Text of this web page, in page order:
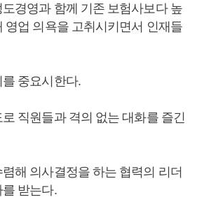
경영과 함께 기존 보험사보다 높
영업 의욕을 고취시키면서 인재들
중요시한다.
직원들과 격의 없는 대화를 즐긴
해 의사결정을 하는 협력의 리더
받는다.